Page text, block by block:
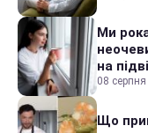
Ми
на
08
Що